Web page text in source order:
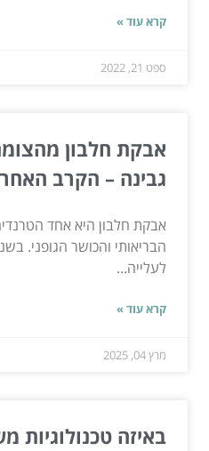
קרא עוד »
ספט 21, 2022
אבקת חלבון
גבינה – הקרב
אבקת חלבון היא אחד
הבריאותי והכושר הגופני.
לעלייה...
קרא עוד »
מרץ 04, 2025
באיזה